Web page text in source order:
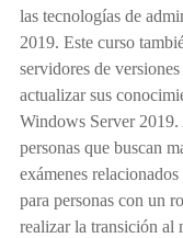
las tecnologías de
2019. Este curso
servidores de
actualizar sus
Windows Server 2019.
personas que buscan
exámenes
para personas con un
realizar la transición al